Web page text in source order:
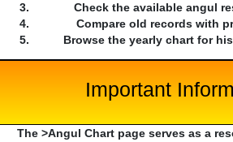
Check the available angul
Compare old records with
Browse the yearly chart for
Important
The >Angul Chart page serves as a